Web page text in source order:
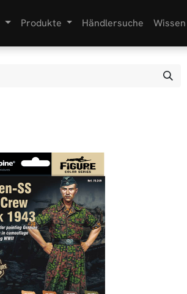
Produkte Händlersuche Wissen